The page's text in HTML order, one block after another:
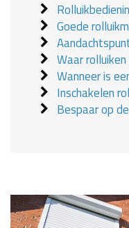
Goede
Waar
Wanneer is
Inschakelen
Bespaar op